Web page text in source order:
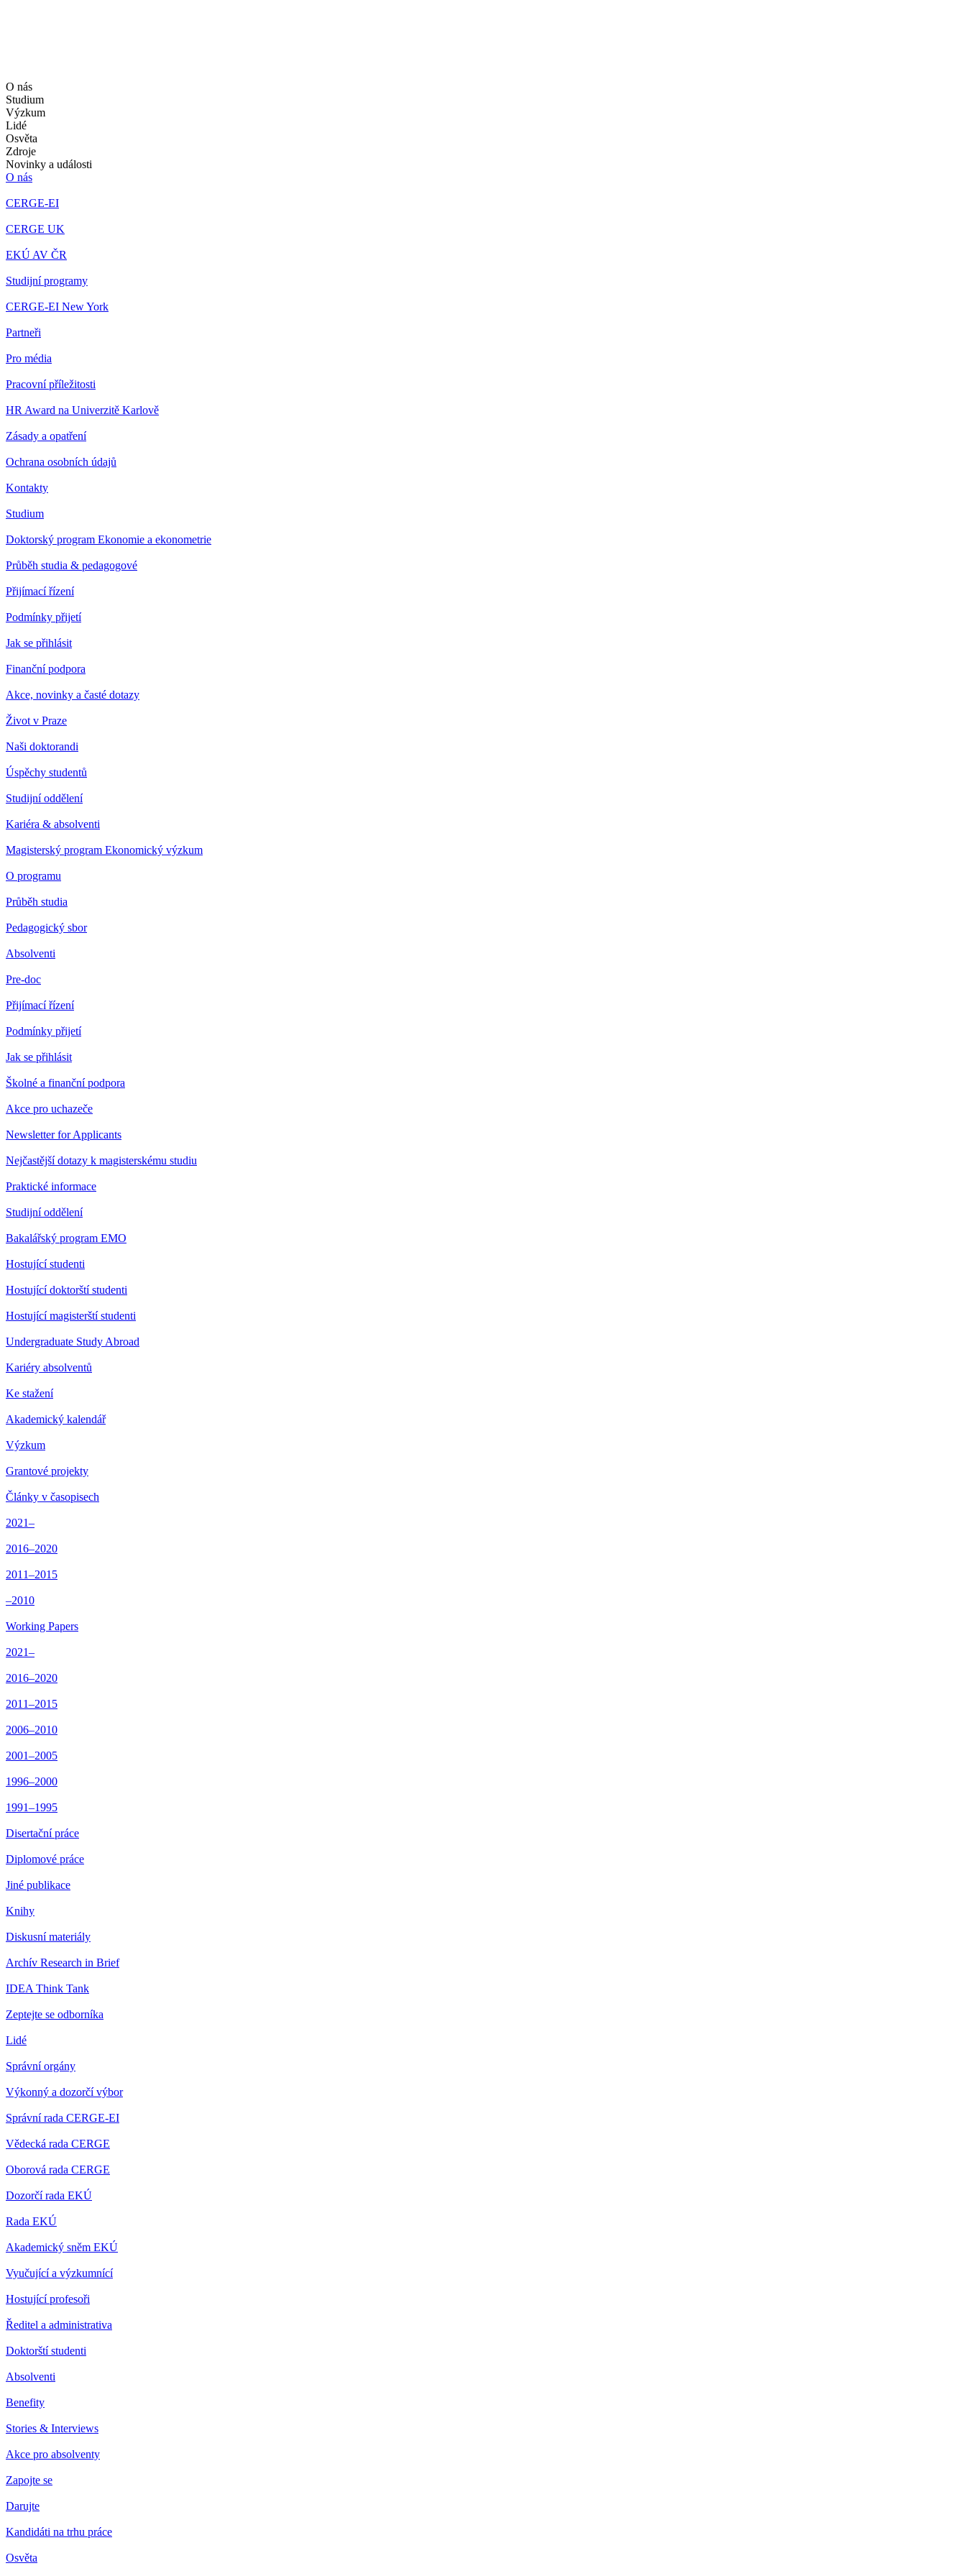
O nás
Studium
Výzkum
Lidé
Osvěta
Zdroje
Novinky a události
O nás
CERGE-EI
CERGE UK
EKÚ AV ČR
Studijní programy
CERGE-EI New York
Partneři
Pro média
Pracovní příležitosti
HR Award na Univerzitě Karlově
Zásady a opatření
Ochrana osobních údajů
Kontakty
Studium
Doktorský program Ekonomie a ekonometrie
Průběh studia & pedagogové
Přijímací řízení
Podmínky přijetí
Jak se přihlásit
Finanční podpora
Akce, novinky a časté dotazy
Život v Praze
Naši doktorandi
Úspěchy studentů
Studijní oddělení
Kariéra & absolventi
Magisterský program Ekonomický výzkum
O programu
Průběh studia
Pedagogický sbor
Absolventi
Pre-doc
Přijímací řízení
Podmínky přijetí
Jak se přihlásit
Školné a finanční podpora
Akce pro uchazeče
Newsletter for Applicants
Nejčastější dotazy k magisterskému studiu
Praktické informace
Studijní oddělení
Bakalářský program EMO
Hostující studenti
Hostující doktorští studenti
Hostující magisterští studenti
Undergraduate Study Abroad
Kariéry absolventů
Ke stažení
Akademický kalendář
Výzkum
Grantové projekty
Články v časopisech
2021–
2016–2020
2011–2015
–2010
Working Papers
2021–
2016–2020
2011–2015
2006–2010
2001–2005
1996–2000
1991–1995
Disertační práce
Diplomové práce
Jiné publikace
Knihy
Diskusní materiály
Archív Research in Brief
IDEA Think Tank
Zeptejte se odborníka
Lidé
Správní orgány
Výkonný a dozorčí výbor
Správní rada CERGE-EI
Vědecká rada CERGE
Oborová rada CERGE
Dozorčí rada EKÚ
Rada EKÚ
Akademický sněm EKÚ
Vyučující a výzkumnící
Hostující profesoři
Ředitel a administrativa
Doktorští studenti
Absolventi
Benefity
Stories & Interviews
Akce pro absolventy
Zapojte se
Darujte
Kandidáti na trhu práce
Osvěta